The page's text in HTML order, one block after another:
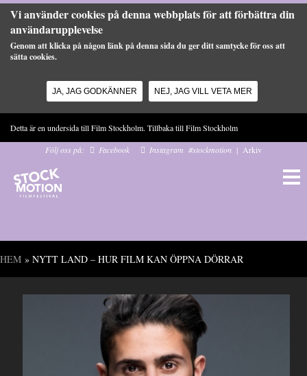
Vi använder cookies på denna webbplats för att förbättra din
användarupplevelse
Genom att klicka på någon länk på denna sida du ger ditt samtycke för oss att
sätta cookies.
JA, JAG GODKÄNNER NEJ, JAG VILL VETA MER
Detta är en undersida till Film Stockholm. Tillbaka tillFilm Stockholm
Följ oss på:
Facebook Instagram #stockmotion | Arkiv
Du är här
HEM » NYTT LAND – HUR FILM KAN ÖPPNA DÖRRAR